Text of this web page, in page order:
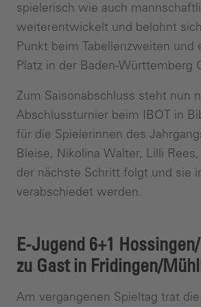
spielerisch wie auch
weiterentwickelt und belohnt
Punkt beim Tabellenzweiten und
Platz in der Baden-Württemberg
Zum Saisonabschluss steht nun
Abschlussturnier beim IBOT in
für die Spielerinnen des
Bleise, Nikolina Walter, Lilli
der nächste Schritt folgt und sie
verabschiedet werden.
E-Jugend 6+1
zu Gast in Fridingen/
Am vergangenen Spieltag trat